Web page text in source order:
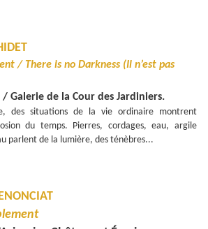
/ There is no Darkness (Il n’est pas
Galerie de la Cour des Jardiniers.
des situations de la vie ordinaire montrent
du temps. Pierres, cordages, eau, argile
parlent de la lumière, des ténèbres...